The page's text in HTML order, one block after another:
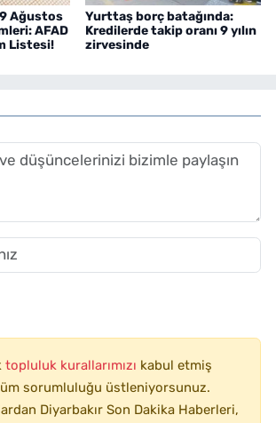
Ağustos
AFAD
Listesi!
Yurttaş borç batağında:
Kredilerde takip oranı 9 yılın
zirvesinde
topluluk kurallarımızı kabul etmiş
sorumluluğu üstleniyorsunuz.
Diyarbakır Son Dakika Haberleri,